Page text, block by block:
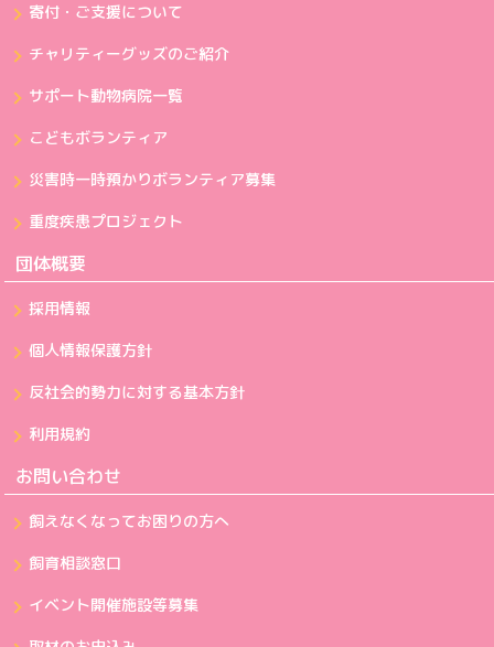
寄付・ご支援について
チャリティーグッズのご紹介
サポート動物病院一覧
こどもボランティア
災害時一時預かりボランティア募集
重度疾患プロジェクト
団体概要
採用情報
個人情報保護方針
反社会的勢力に対する基本方針
利用規約
お問い合わせ
飼えなくなってお困りの方へ
飼育相談窓口
イベント開催施設等募集